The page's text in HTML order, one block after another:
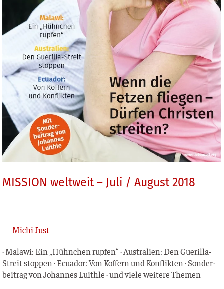
MISSION weltweit – Juli / August 2018
Michi Just
· Mala­wi: Ein „Hühn­chen rup­fen“ · Aus­tra­li­en: Den Gue­ril­­la-
Streit stop­pen · Ecua­dor: Von Kof­fern und Kon­flik­ten · Son­der­
bei­trag von Johan­nes Luith­le · und vie­le wei­te­re Themen